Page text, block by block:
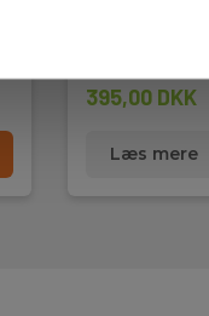
395,00 DKK
Læs mere